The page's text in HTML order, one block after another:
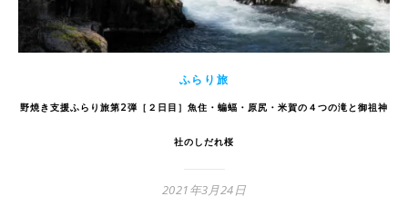
ふらり旅
野焼き支援ふらり旅第2弾［２日目］魚住・蝙蝠・原尻・米賀の４つの滝と御祖神
社のしだれ桜
2021年3月24日